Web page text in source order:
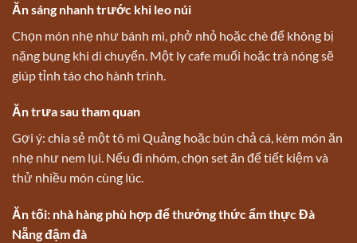
Ăn sáng nhanh trước khi leo núi
Chọn món nhẹ như bánh mì, phở nhỏ hoặc chè để không bị
nặng bụng khi di chuyển. Một ly cafe muối hoặc trà nóng sẽ
giúp tỉnh táo cho hành trình.
Ăn trưa sau tham quan
Gợi ý: chia sẻ một tô mì Quảng hoặc bún chả cá, kèm món ăn
nhẹ như nem lụi. Nếu đi nhóm, chọn set ăn để tiết kiệm và
thử nhiều món cùng lúc.
Ăn tối: nhà hàng phù hợp để thưởng thức ẩm thực Đà
Nẵng đậm đà